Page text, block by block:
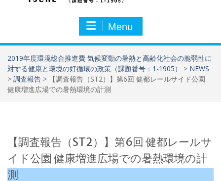
Menu
2019年度環境総合推進費 気候変動の暑熱と高齢化社会の脆弱性に
対する健康と環境の好循環の政策（課題番号：1-1905）
> NEWS
> 調査報告 >
【調査報告（ST2）】第6回 健都レールサイド公園
健康増進広場での暑熱環境の計測
【調査報告（ST2）】第6回 健都レールサ
イド公園 健康増進広場での暑熱環境の計
測